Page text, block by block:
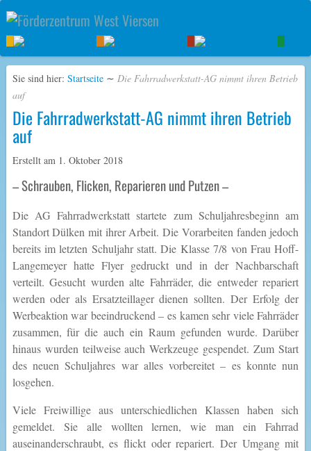
Sie sind hier: Startseite ∼ Die Fahrradwerkstatt-AG nimmt ihren Betrieb
auf
Die Fahrradwerkstatt-AG nimmt ihren Betrieb
auf
Erstellt am 1. Oktober 2018
– Schrauben, Flicken, Reparieren und Putzen –
Die AG Fahrradwerkstatt startete zum Schuljahresbeginn am
Standort Dülken mit ihrer Arbeit. Die Vorarbeiten fanden jedoch
bereits im letzten Schuljahr statt. Die Klasse 7/8 von Frau Hoff-
Langemeyer hatte Flyer gedruckt und in der Nachbarschaft
verteilt. Gesucht wurden alte Fahrräder, die entweder repariert
werden oder als Ersatzteillager dienen sollten. Der Erfolg der
Werbeaktion war beeindruckend – es kamen sehr viele Fahrräder
zusammen, für die auch ein Raum gefunden wurde. Darüber
hinaus wurden teilweise auch Werkzeuge gespendet. Zum Start
des neuen Schuljahres war alles vorbereitet – es konnte nun
losgehen.
Viele Freiwillige aus unterschiedlichen Klassen haben sich
gemeldet. Sie alle wollten lernen, wie man ein Fahrrad
auseinanderschraubt, es flickt oder repariert. Der Umgang mit